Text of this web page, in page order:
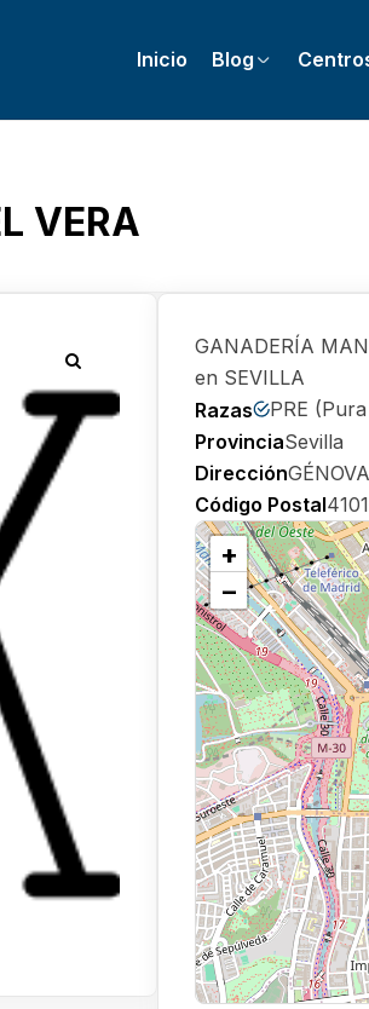
Inicio Blog
VERA
GANADERÍA
en SEVILLA
Razas
PRE
ProvinciaSevilla
Dirección
Código Postal
+
−